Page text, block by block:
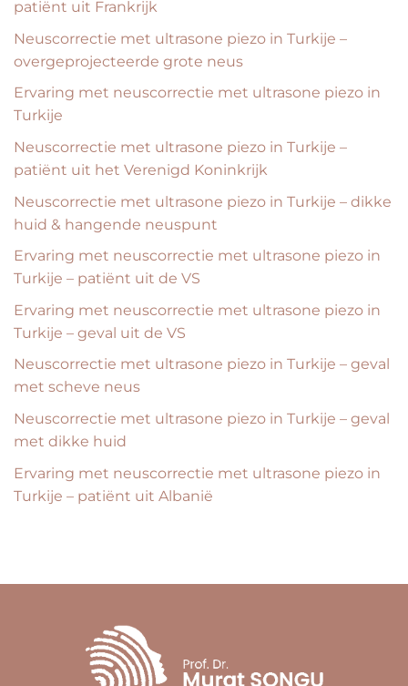
patiënt uit Frankrijk
Neuscorrectie met ultrasone piezo in Turkije –
overgeprojecteerde grote neus
Ervaring met neuscorrectie met ultrasone piezo in
Turkije
Neuscorrectie met ultrasone piezo in Turkije –
patiënt uit het Verenigd Koninkrijk
Neuscorrectie met ultrasone piezo in Turkije – dikke
huid & hangende neuspunt
Ervaring met neuscorrectie met ultrasone piezo in
Turkije – patiënt uit de VS
Ervaring met neuscorrectie met ultrasone piezo in
Turkije – geval uit de VS
Neuscorrectie met ultrasone piezo in Turkije – geval
met scheve neus
Neuscorrectie met ultrasone piezo in Turkije – geval
met dikke huid
Ervaring met neuscorrectie met ultrasone piezo in
Turkije – patiënt uit Albanië